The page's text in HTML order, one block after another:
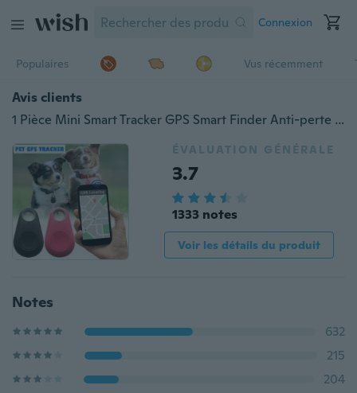
Connexion
Populaires Vus récemment
Avis clients
1 Pièce Mini Smart Tracker GPS Smart Finder Anti-perte D'alarme Rappel Perdu Enfant Pet Chien Chat Gps Locator
ÉVALUATION GÉNÉRALE
3.7
1333 notes
Voir les détails du produit
Notes
632
215
204